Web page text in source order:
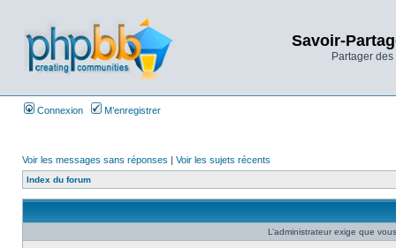
Savoir-
Partager
Connexion M’enregistrer
Voir les messages sans réponses | Voir les sujets récents
Index du forum
L’administrateur exige que